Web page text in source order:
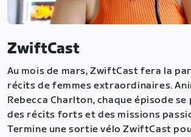
ZwiftCast
Au mois de mars, ZwiftCast fera la
récits de femmes extraordinaires.
Rebecca Charlton, chaque épisode se
des récits forts et des missions
Termine une sortie vélo ZwiftCast